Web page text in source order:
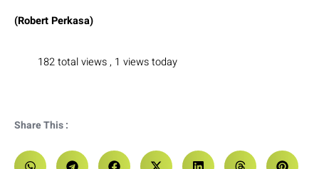
(Robert Perkasa)
182 total views, 1 views today
Share This :